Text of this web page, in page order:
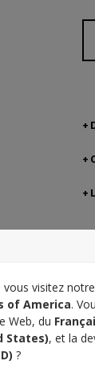
visitez
of America.
Web, du
States), et la
?